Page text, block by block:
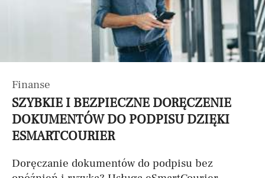
Finanse
SZYBKIE I BEZPIECZNE DORĘCZENIE
DOKUMENTÓW DO PODPISU DZIĘKI
ESMARTCOURIER
Doręczanie dokumentów do podpisu bez